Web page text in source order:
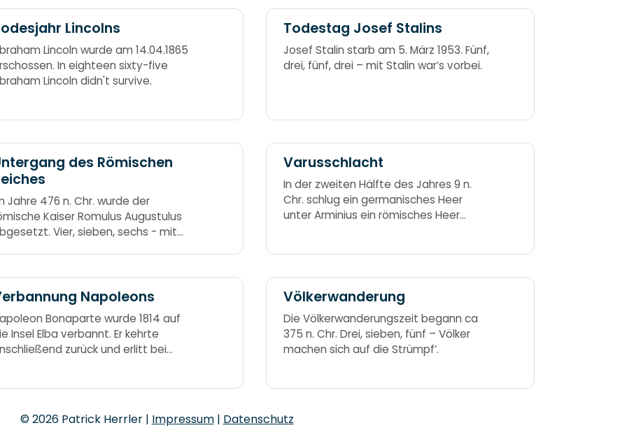
T(h)ales sollen bis China klettern.
Babylon - Das Grab von König
Mausolos II. zu Halikarnassos
(Mausoleum)
Lincolns
Lincoln wurde am 14.04.1865
In eighteen sixty-five
Lincoln didn't survive.
Todestag Josef Stalins
Josef Stalin starb am 5. März 1953. Fünf,
drei, fünf, drei – mit Stalin war’s vorbei.
des Römischen
Jahre 476 n. Chr. wurde der
Kaiser Romulus Augustulus
Vier, sieben, sechs - mit
Varusschlacht
In der zweiten Hälfte des Jahres 9 n.
Chr. schlug ein germanisches Heer
unter Arminius ein römisches Heer
Napoleons
Bonaparte wurde 1814 auf
Insel Elba verbannt. Er kehrte
zurück und erlitt bei
Elba, Rückkehr, Waterloo - dann Helena
bis Ultimo.
Völkerwanderung
Die Völkerwanderungszeit begann ca
375 n. Chr. Drei, sieben, fünf – Völker
machen sich auf die Strümpf’.
© 2026 Patrick Herrler | Impressum| Datenschutz